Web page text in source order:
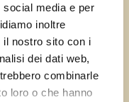
social media e per
inoltre
il nostro sito con i
dei dati web,
combinarle
loro o che hanno
Successivo:
Bonzicco di Dignano
→